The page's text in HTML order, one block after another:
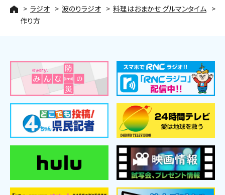
ラジオ 波のりラジオ
料理はおまかせ グルマンタイム
作り方